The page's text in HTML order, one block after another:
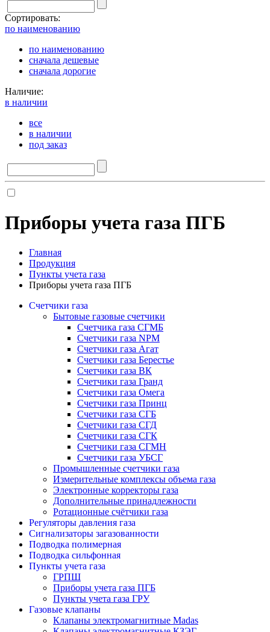
Сортировать:
по наименованию
по наименованию
сначала дешевые
сначала дорогие
Наличие:
в наличии
все
в наличии
под заказ
Приборы учета газа ПГБ
Главная
Продукция
Пункты учета газа
Приборы учета газа ПГБ
Счетчики газа
Бытовые газовые счетчики
Счетчика газа СГМБ
Счетчики газа NPM
Счетчики газа Агат
Счетчики газа Берестье
Счетчики газа ВК
Счетчики газа Гранд
Счетчики газа Омега
Счетчики газа Принц
Счетчики газа СГБ
Счетчики газа СГД
Счетчики газа СГК
Счетчики газа СГМН
Счетчики газа УБСГ
Промышленные счетчики газа
Измерительные комплексы объема газа
Электронные корректоры газа
Дополнительные принадлежности
Ротационные счётчики газа
Регуляторы давления газа
Сигнализаторы загазованности
Подводка полимерная
Подводка сильфонная
Пункты учета газа
ГРПШ
Приборы учета газа ПГБ
Пункты учета газа ГРУ
Газовые клапаны
Клапаны электромагнитные Madas